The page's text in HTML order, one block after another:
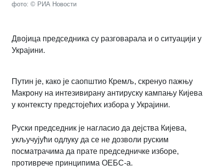
фото: © РИА Новости
Двојица председника су разговарала и о ситуацији у
Украјини.
Путин је, како је саопштио Кремљ, скренуо пажњу
Макрону на интезивирану антируску кампању Кијева
у контексту предстојећих избора у Украјини.
Руски председник је нагласио да дејства Кијева,
укључујући одлуку да се не дозволи руским
посматрачима да прате председничке изборе,
противрече принципима ОЕБС-а.